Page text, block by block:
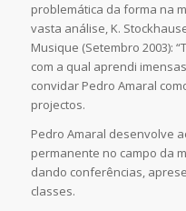
problemática da forma na
vasta análise, K.
Musique (Setembro 2003):
com a qual aprendi
convidar Pedro Amaral
projectos.
Pedro Amaral desenvolve
permanente no campo da
dando conferências,
classes.